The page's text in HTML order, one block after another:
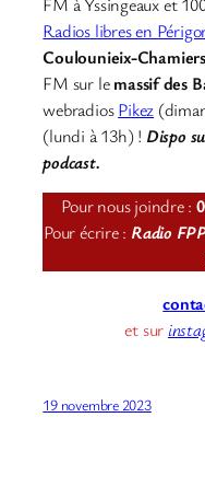
Radios libres en
Coulounieix-Chamiers
FM sur lemassif des
webradiosPikez
(lundi à 13h) ! Dispo
podcast.
Pour nous joindre :
Pour écrire : Radio
et sur
19 novembre 2023